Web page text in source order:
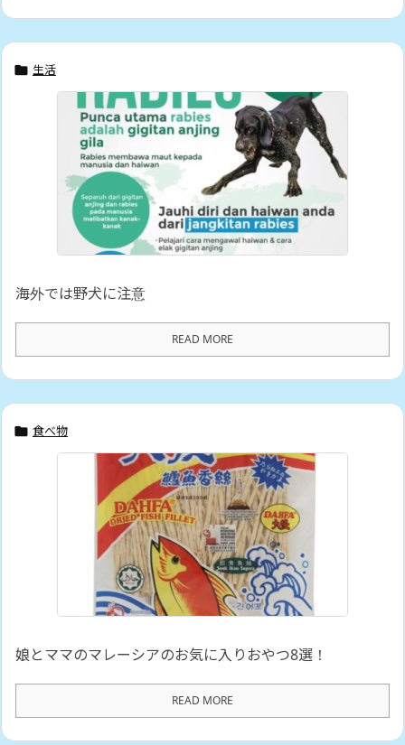
 生活
海外では野犬に注意
READ MORE
 食べ物
娘とママのマレーシアのお気に入りおやつ8選！
READ MORE